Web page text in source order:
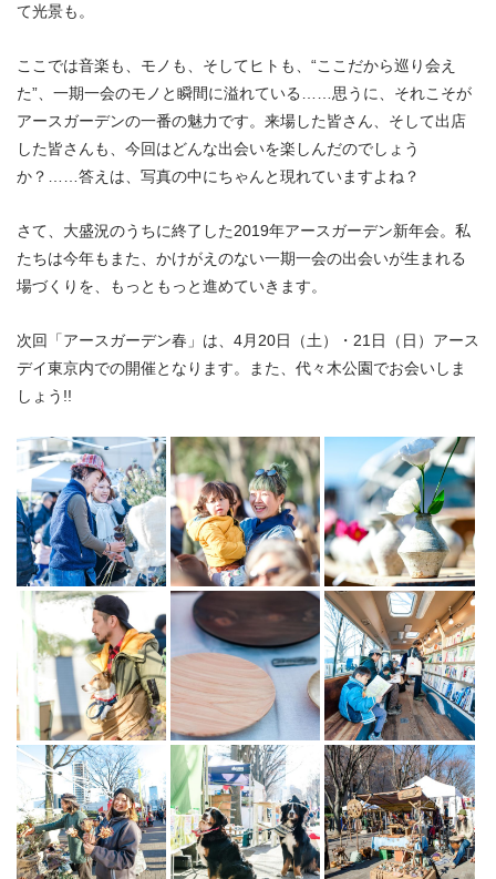
て光景も。
ここでは音楽も、モノも、そしてヒトも、“ここだから巡り会え
た”、一期一会のモノと瞬間に溢れている……思うに、それこそが
アースガーデンの一番の魅力です。来場した皆さん、そして出店
した皆さんも、今回はどんな出会いを楽しんだのでしょう
か？……答えは、写真の中にちゃんと現れていますよね？
さて、大盛況のうちに終了した2019年アースガーデン新年会。私
たちは今年もまた、かけがえのない一期一会の出会いが生まれる
場づくりを、もっともっと進めていきます。
次回「アースガーデン春」は、4月20日（土）・21日（日）アース
デイ東京内での開催となります。また、代々木公園でお会いしま
しょう!!